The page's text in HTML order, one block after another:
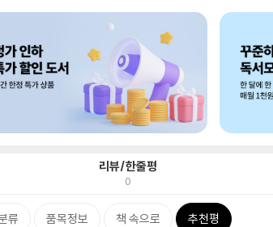
리뷰/한줄평
0
류 품목정보 책 속으로 추천평